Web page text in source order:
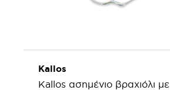
Kallos
Kallos ασημένιο βραχιόλι με